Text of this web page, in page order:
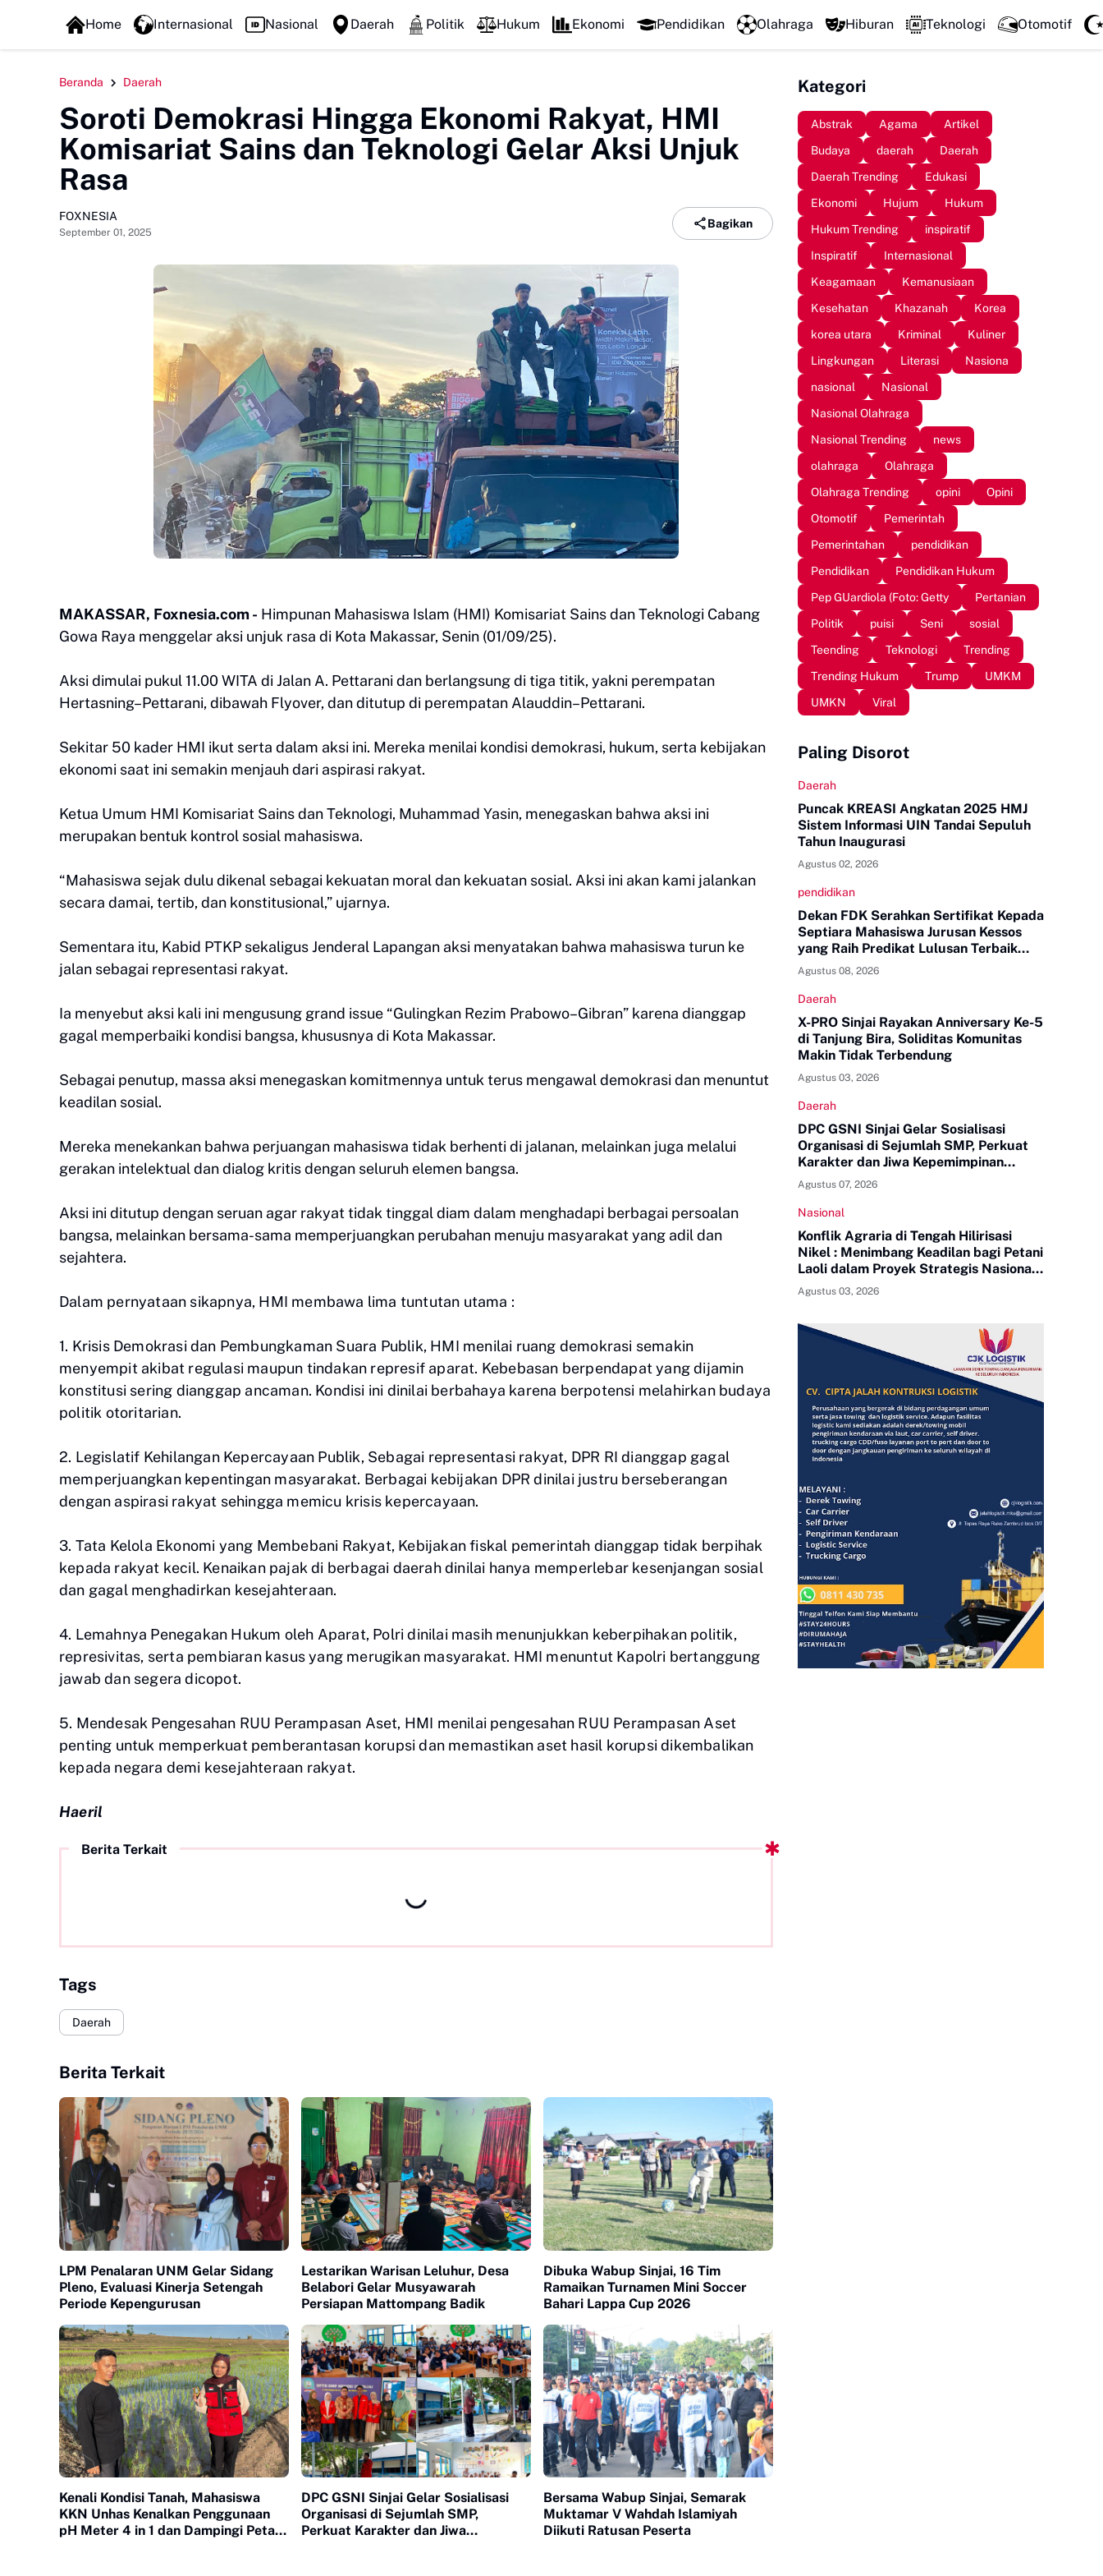
FOXLINE NEWS LPM Penalaran UNM Gelar Sidang Pleno, Evaluasi Kinerja
Home Internasional Nasional Daerah Politik Hukum Ekonomi Pendidikan Olahraga Hiburan Teknologi Otomotif
Beranda Daerah
Soroti Demokrasi Hingga Ekonomi Rakyat, HMI
Komisariat Sains dan Teknologi Gelar Aksi Unjuk
Rasa
FOXNESIA
September 01, 2025
Bagikan
MAKASSAR, Foxnesia.com - Himpunan Mahasiswa Islam (HMI) Komisariat Sains dan Teknologi Cabang
Gowa Raya menggelar aksi unjuk rasa di Kota Makassar, Senin (01/09/25).
Aksi dimulai pukul 11.00 WITA di Jalan A. Pettarani dan berlangsung di tiga titik, yakni perempatan
Hertasning–Pettarani, dibawah Flyover, dan ditutup di perempatan Alauddin–Pettarani.
Sekitar 50 kader HMI ikut serta dalam aksi ini. Mereka menilai kondisi demokrasi, hukum, serta kebijakan
ekonomi saat ini semakin menjauh dari aspirasi rakyat.
Ketua Umum HMI Komisariat Sains dan Teknologi, Muhammad Yasin, menegaskan bahwa aksi ini
merupakan bentuk kontrol sosial mahasiswa.
“Mahasiswa sejak dulu dikenal sebagai kekuatan moral dan kekuatan sosial. Aksi ini akan kami jalankan
secara damai, tertib, dan konstitusional,” ujarnya.
Sementara itu, Kabid PTKP sekaligus Jenderal Lapangan aksi menyatakan bahwa mahasiswa turun ke
jalan sebagai representasi rakyat.
Ia menyebut aksi kali ini mengusung grand issue “Gulingkan Rezim Prabowo–Gibran” karena dianggap
gagal memperbaiki kondisi bangsa, khususnya di Kota Makassar.
Sebagai penutup, massa aksi menegaskan komitmennya untuk terus mengawal demokrasi dan menuntut
keadilan sosial.
Mereka menekankan bahwa perjuangan mahasiswa tidak berhenti di jalanan, melainkan juga melalui
gerakan intelektual dan dialog kritis dengan seluruh elemen bangsa.
Aksi ini ditutup dengan seruan agar rakyat tidak tinggal diam dalam menghadapi berbagai persoalan
bangsa, melainkan bersama-sama memperjuangkan perubahan menuju masyarakat yang adil dan
sejahtera.
Dalam pernyataan sikapnya, HMI membawa lima tuntutan utama :
1. Krisis Demokrasi dan Pembungkaman Suara Publik, HMI menilai ruang demokrasi semakin
menyempit akibat regulasi maupun tindakan represif aparat. Kebebasan berpendapat yang dijamin
konstitusi sering dianggap ancaman. Kondisi ini dinilai berbahaya karena berpotensi melahirkan budaya
politik otoritarian.
2. Legislatif Kehilangan Kepercayaan Publik, Sebagai representasi rakyat, DPR RI dianggap gagal
memperjuangkan kepentingan masyarakat. Berbagai kebijakan DPR dinilai justru berseberangan
dengan aspirasi rakyat sehingga memicu krisis kepercayaan.
3. Tata Kelola Ekonomi yang Membebani Rakyat, Kebijakan fiskal pemerintah dianggap tidak berpihak
kepada rakyat kecil. Kenaikan pajak di berbagai daerah dinilai hanya memperlebar kesenjangan sosial
dan gagal menghadirkan kesejahteraan.
4. Lemahnya Penegakan Hukum oleh Aparat, Polri dinilai masih menunjukkan keberpihakan politik,
represivitas, serta pembiaran kasus yang merugikan masyarakat. HMI menuntut Kapolri bertanggung
jawab dan segera dicopot.
5. Mendesak Pengesahan RUU Perampasan Aset, HMI menilai pengesahan RUU Perampasan Aset
penting untuk memperkuat pemberantasan korupsi dan memastikan aset hasil korupsi dikembalikan
kepada negara demi kesejahteraan rakyat.
Haeril
Berita Terkait
Tags
Daerah
Berita Terkait
LPM Penalaran UNM Gelar Sidang
Pleno, Evaluasi Kinerja Setengah
Periode Kepengurusan
Lestarikan Warisan Leluhur, Desa
Belabori Gelar Musyawarah
Persiapan Mattompang Badik
Dibuka Wabup Sinjai, 16 Tim
Ramaikan Turnamen Mini Soccer
Bahari Lappa Cup 2026
Kenali Kondisi Tanah, Mahasiswa
KKN Unhas Kenalkan Penggunaan
pH Meter 4 in 1 dan Dampingi Petani
DPC GSNI Sinjai Gelar Sosialisasi
Organisasi di Sejumlah SMP,
Perkuat Karakter dan Jiwa
Bersama Wabup Sinjai, Semarak
Muktamar V Wahdah Islamiyah
Diikuti Ratusan Peserta
Kategori
Abstrak Agama
Artikel
Budaya
daerah
Daerah
Daerah Trending
Edukasi
Ekonomi
Hujum
Hukum
Hukum Trending
inspiratif
Inspiratif
Internasional
Keagamaan
Kemanusiaan
Kesehatan
Khazanah
Korea
korea utara
Kriminal
Kuliner
Lingkungan
Literasi
Nasiona
nasional
Nasional
Nasional Olahraga
Nasional Trending
news
olahraga
Olahraga
Olahraga Trending
opini
Opini
Otomotif
Pemerintah
Pemerintahan
pendidikan
Pendidikan
Pendidikan Hukum
Pep GUardiola (Foto: Getty
Pertanian
Politik
puisi Seni
sosial
Teending
Teknologi
Trending
Trending Hukum
Trump
UMKM
UMKN
Viral
Paling Disorot
Daerah
Puncak KREASI Angkatan 2025 HMJ
Sistem Informasi UIN Tandai Sepuluh
Tahun Inaugurasi
Agustus 02, 2026
pendidikan
Dekan FDK Serahkan Sertifikat Kepada
Septiara Mahasiswa Jurusan Kessos
yang Raih Predikat Lulusan Terbaik
Tingkat UINAM
Agustus 08, 2026
Daerah
X-PRO Sinjai Rayakan Anniversary Ke-5
di Tanjung Bira, Soliditas Komunitas
Makin Tidak Terbendung
Agustus 03, 2026
Daerah
DPC GSNI Sinjai Gelar Sosialisasi
Organisasi di Sejumlah SMP, Perkuat
Karakter dan Jiwa Kepemimpinan
Pelajar
Agustus 07, 2026
Nasional
Konflik Agraria di Tengah Hilirisasi
Nikel : Menimbang Keadilan bagi Petani
Laoli dalam Proyek Strategis Nasional
PT Indonesia Huali Industry Park
Agustus 03, 2026